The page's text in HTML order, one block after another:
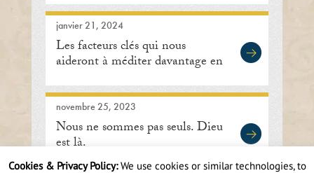
l’acceptation de l’unicité
janvier 21, 2024
Les facteurs clés qui nous
aideront à méditer davantage en
novembre 25, 2023
Nous ne sommes pas seuls. Dieu
est là.
Cookies & Privacy Policy:We use cookies or similar technologies, to